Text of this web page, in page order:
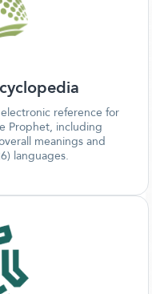
reference for
Prophet, including
meanings and
languages.